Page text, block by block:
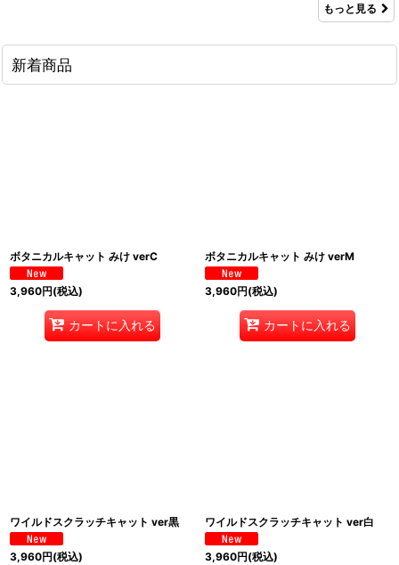
もっと見る
新着商品
ボタニカルキャット みけ verC
3,960円(税込)
カートに入れる
ボタニカルキャット みけ verM
3,960円(税込)
カートに入れる
ワイルドスクラッチキャット ver黒
3,960円(税込)
ワイルドスクラッチキャット ver白
3,960円(税込)